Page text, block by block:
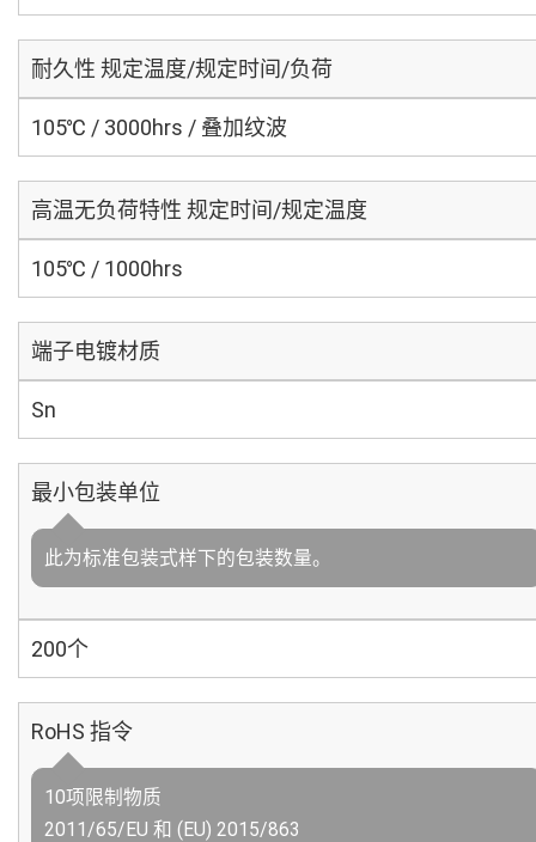
耐久性 规定温度/规定时间/负荷
105℃ / 3000hrs / 叠加纹波
高温无负荷特性 规定时间/规定温度
105℃ / 1000hrs
端子电镀材质
Sn
最小包装单位
此为标准包装式样下的包装数量。
200个
RoHS 指令
10项限制物质
2011/65/EU 和 (EU) 2015/863